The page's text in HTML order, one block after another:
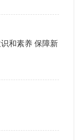
和素养 保障新